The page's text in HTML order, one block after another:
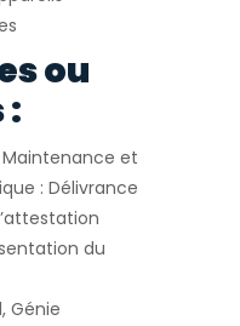
ou
:
et
: Délivrance
du
Génie